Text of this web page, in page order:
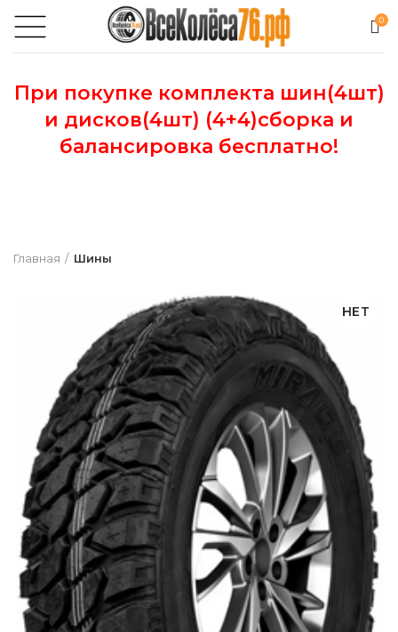
0
При покупке комплекта шин(4шт)
и дисков(4шт) (4+4)сборка и
балансировка бесплатно!
Главная Шины
НЕТ